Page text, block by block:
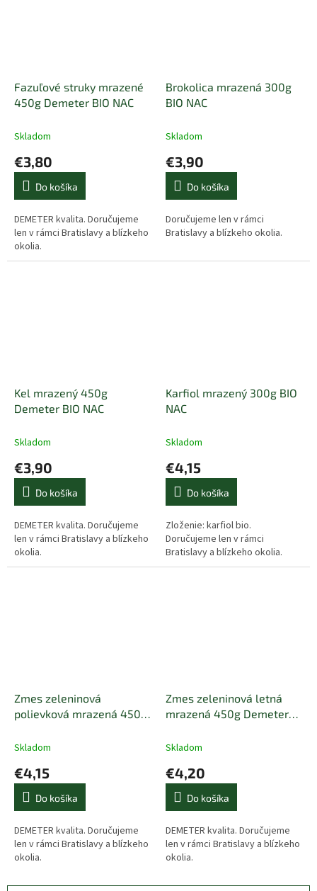
Fazuľové struky mrazené
450g Demeter BIO NAC
Skladom
€3,80
Do košíka
DEMETER kvalita. Doručujeme
len v rámci Bratislavy a blízkeho
okolia.
Brokolica mrazená 300g
BIO NAC
Skladom
€3,90
Do košíka
Doručujeme len v rámci
Bratislavy a blízkeho okolia.
Kel mrazený 450g
Demeter BIO NAC
Skladom
€3,90
Do košíka
DEMETER kvalita. Doručujeme
len v rámci Bratislavy a blízkeho
okolia.
Karfiol mrazený 300g BIO
NAC
Skladom
€4,15
Do košíka
Zloženie: karfiol bio.
Doručujeme len v rámci
Bratislavy a blízkeho okolia.
Zmes zeleninová
polievková mrazená 450g
Skladom
€4,15
Do košíka
DEMETER kvalita. Doručujeme
len v rámci Bratislavy a blízkeho
okolia.
Zmes zeleninová letná
mrazená 450g Demeter
Skladom
€4,20
Do košíka
DEMETER kvalita. Doručujeme
len v rámci Bratislavy a blízkeho
okolia.